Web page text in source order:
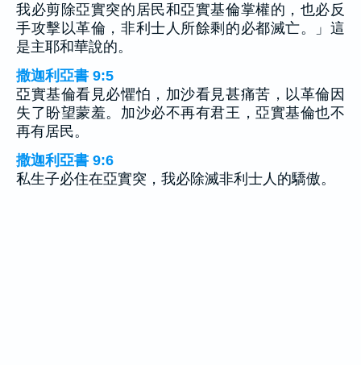
我必剪除亞實突的居民和亞實基倫掌權的，也必反
手攻擊以革倫，非利士人所餘剩的必都滅亡。」這
是主耶和華說的。
撒迦利亞書 9:5
亞實基倫看見必懼怕，加沙看見甚痛苦，以革倫因
失了盼望蒙羞。加沙必不再有君王，亞實基倫也不
再有居民。
撒迦利亞書 9:6
私生子必住在亞實突，我必除滅非利士人的驕傲。